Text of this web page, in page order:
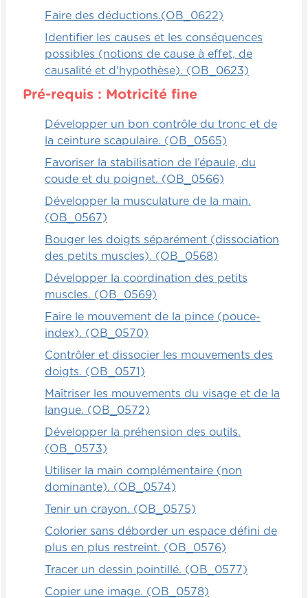
Faire des déductions.(OB_0622)
Identifier les causes et les conséquences
possibles (notions de cause à effet, de
causalité et d'hypothèse). (OB_0623)
Pré-requis : Motricité fine
Développer un bon contrôle du tronc et de
la ceinture scapulaire. (OB_0565)
Favoriser la stabilisation de l’épaule, du
coude et du poignet. (OB_0566)
Développer la musculature de la main.
(OB_0567)
Bouger les doigts séparément (dissociation
des petits muscles). (OB_0568)
Développer la coordination des petits
muscles. (OB_0569)
Faire le mouvement de la pince (pouce-
index). (OB_0570)
Contrôler et dissocier les mouvements des
doigts. (OB_0571)
Maîtriser les mouvements du visage et de la
langue. (OB_0572)
Développer la préhension des outils.
(OB_0573)
Utiliser la main complémentaire (non
dominante). (OB_0574)
Tenir un crayon. (OB_0575)
Colorier sans déborder un espace défini de
plus en plus restreint. (OB_0576)
Tracer un dessin pointillé. (OB_0577)
Copier une image. (OB_0578)